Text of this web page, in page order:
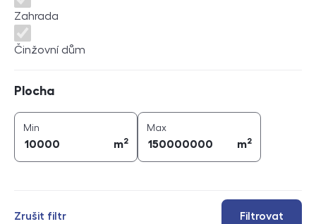
Zahrada
Činžovní dům
Plocha
Min
m2
Maxplocha (
m2
Filtrovat
Zrušit filtr